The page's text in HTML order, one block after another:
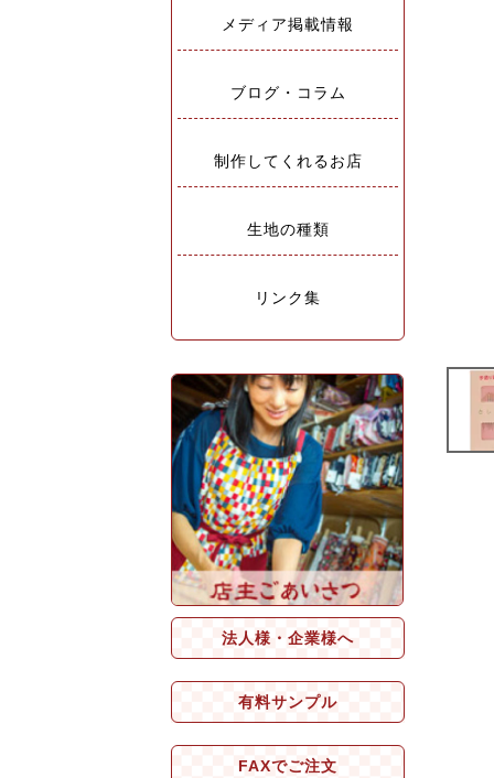
メディア掲載情報
ブログ・コラム
制作してくれるお店
生地の種類
リンク集
法人様・企業様へ
有料サンプル
FAXでご注文